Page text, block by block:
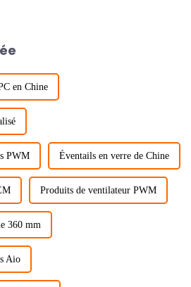
en Chine
PWM Éventails en verre de Chine
Produits de ventilateur PWM
360 ​​mm
Aio